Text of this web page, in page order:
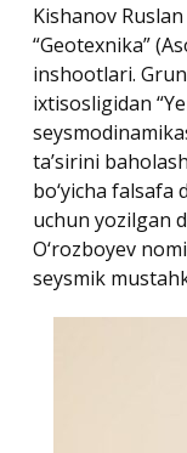
Kishanov
“Geotexnika”
inshootlari.
ixtisosligidan
ta’sirini
bо‘yicha
uchun yozilgan
O‘rozboyev
seysmik